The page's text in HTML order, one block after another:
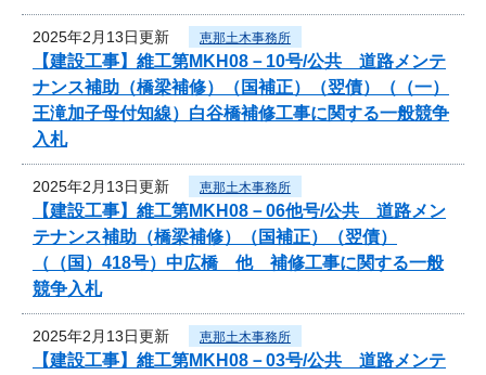
2025年2月13日更新 恵那土木事務所
【建設工事】維工第MKH08－10号/公共 道路メンテ
ナンス補助（橋梁補修）（国補正）（翌債）（（一）
王滝加子母付知線）白谷橋補修工事に関する一般競争
入札
2025年2月13日更新 恵那土木事務所
【建設工事】維工第MKH08－06他号/公共 道路メン
テナンス補助（橋梁補修）（国補正）（翌債）
（（国）418号）中広橋 他 補修工事に関する一般
競争入札
2025年2月13日更新 恵那土木事務所
【建設工事】維工第MKH08－03号/公共 道路メンテ